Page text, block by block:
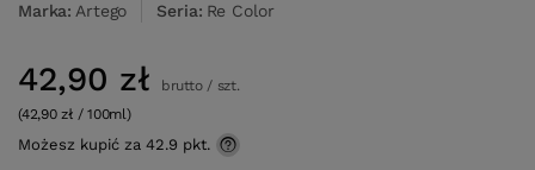
Marka Artego Seria Re Color
42,90 zł brutto/ szt.
(42,90 zł / 100ml)
Możesz kupić za 42.9 pkt.